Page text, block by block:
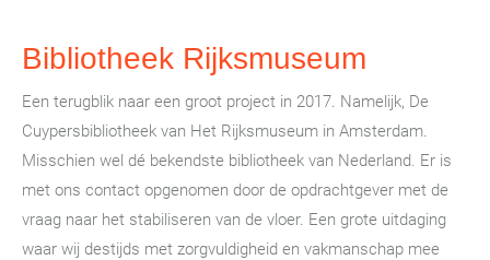
Bibliotheek Rijksmuseum
Een terugblik naar een groot project in 2017. Namelijk, De
Cuypersbibliotheek van Het Rijksmuseum in Amsterdam.
Misschien wel dé bekendste bibliotheek van Nederland. Er is
met ons contact opgenomen door de opdrachtgever met de
vraag naar het stabiliseren van de vloer. Een grote uitdaging
waar wij destijds met zorgvuldigheid en vakmanschap mee